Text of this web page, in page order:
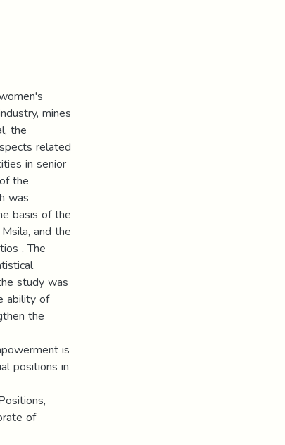
mines
the
related
in senior
the
was
basis of the
and the
, The
study was
ability of
the
is
positions in
of